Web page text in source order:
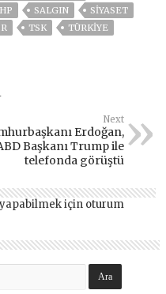
SALGIN
SİYASET
TSK
TÜRKİYE
Next
Erdoğan,
Başkanı Trump ile
telefonda görüştü
için oturum